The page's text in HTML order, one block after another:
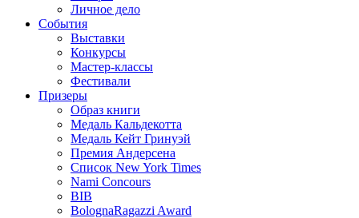
Личное дело
События
Выставки
Конкурсы
Мастер-классы
Фестивали
Призеры
Образ книги
Медаль Кальдекотта
Медаль Кейт Гринуэй
Премия Андерсена
Список New York Times
Nami Concours
BIB
BolognaRagazzi Award